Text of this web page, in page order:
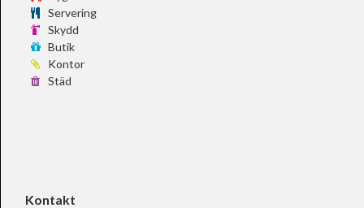
Servering
Skydd
Butik
Kontor
Städ
Kontakt